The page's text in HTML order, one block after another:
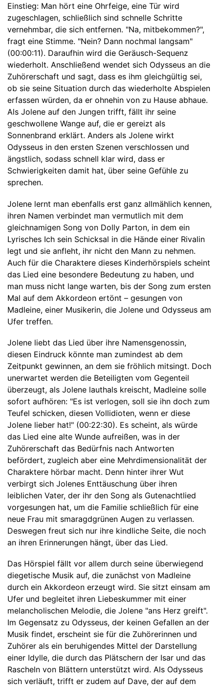
Einstieg: Man hört eine Ohrfeige, eine Tür wird
zugeschlagen, schließlich sind schnelle Schritte
vernehmbar, die sich entfernen. "Na, mitbekommen?",
fragt eine Stimme. "Nein? Dann nochmal langsam"
(00:00:11). Daraufhin wird die Geräusch-Sequenz
wiederholt. Anschließend wendet sich Odysseus an die
Zuhörerschaft und sagt, dass es ihm gleichgültig sei,
ob sie seine Situation durch das wiederholte Abspielen
erfassen würden, da er ohnehin von zu Hause abhaue.
Als Jolene auf den Jungen trifft, fällt ihr seine
geschwollene Wange auf, die er gereizt als
Sonnenbrand erklärt. Anders als Jolene wirkt
Odysseus in den ersten Szenen verschlossen und
ängstlich, sodass schnell klar wird, dass er
Schwierigkeiten damit hat, über seine Gefühle zu
sprechen.
Jolene lernt man ebenfalls erst ganz allmählich kennen,
ihren Namen verbindet man vermutlich mit dem
gleichnamigen Song von Dolly Parton, in dem ein
Lyrisches Ich sein Schicksal in die Hände einer Rivalin
legt und sie anfleht, ihr nicht den Mann zu nehmen.
Auch für die Charaktere dieses Kinderhörspiels scheint
das Lied eine besondere Bedeutung zu haben, und
man muss nicht lange warten, bis der Song zum ersten
Mal auf dem Akkordeon ertönt – gesungen von
Madleine, einer Musikerin, die Jolene und Odysseus am
Ufer treffen.
Jolene liebt das Lied über ihre Namensgenossin,
diesen Eindruck könnte man zumindest ab dem
Zeitpunkt gewinnen, an dem sie fröhlich mitsingt. Doch
unerwartet werden die Beteiligten vom Gegenteil
überzeugt, als Jolene lauthals kreischt, Madleine solle
sofort aufhören: "Es ist verlogen, soll sie ihn doch zum
Teufel schicken, diesen Vollidioten, wenn er diese
Jolene lieber hat!" (00:22:30). Es scheint, als würde
das Lied eine alte Wunde aufreißen, was in der
Zuhörerschaft das Bedürfnis nach Antworten
befördert, zugleich aber eine Mehrdimensionalität der
Charaktere hörbar macht. Denn hinter ihrer Wut
verbirgt sich Jolenes Enttäuschung über ihren
leiblichen Vater, der ihr den Song als Gutenachtlied
vorgesungen hat, um die Familie schließlich für eine
neue Frau mit smaragdgrünen Augen zu verlassen.
Deswegen freut sich nur ihre kindliche Seite, die noch
an ihren Erinnerungen hängt, über das Lied.
Das Hörspiel fällt vor allem durch seine überwiegend
diegetische Musik auf, die zunächst von Madleine
durch ein Akkordeon erzeugt wird. Sie sitzt einsam am
Ufer und begleitet ihren Liebeskummer mit einer
melancholischen Melodie, die Jolene "ans Herz greift".
Im Gegensatz zu Odysseus, der keinen Gefallen an der
Musik findet, erscheint sie für die Zuhörerinnen und
Zuhörer als ein beruhigendes Mittel der Darstellung
einer Idylle, die durch das Plätschern der Isar und das
Rascheln von Blättern unterstützt wird. Als Odysseus
sich verläuft, trifft er zudem auf Dave, der auf dem